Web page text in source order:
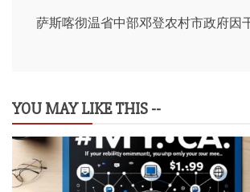
导萨斯喀彻温省中部邓登农村市政府因
YOU MAY LIKE THIS --